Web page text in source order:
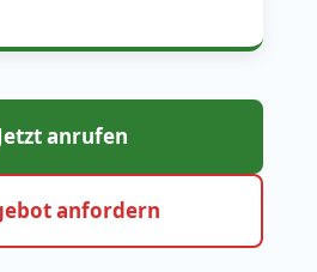
anrufen
anfordern